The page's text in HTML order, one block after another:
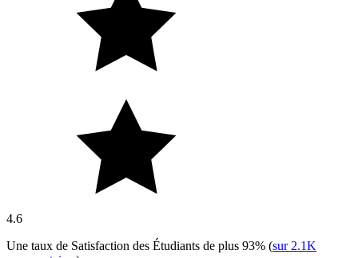
4.6
Une taux de Satisfaction des Étudiants de plus 93% (sur 2.1K